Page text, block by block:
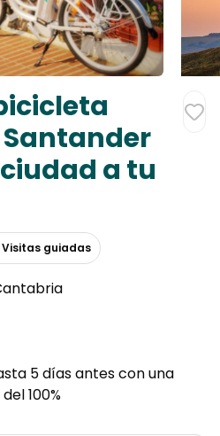
a tu
Visitas guiadas
5 días antes con una
100%